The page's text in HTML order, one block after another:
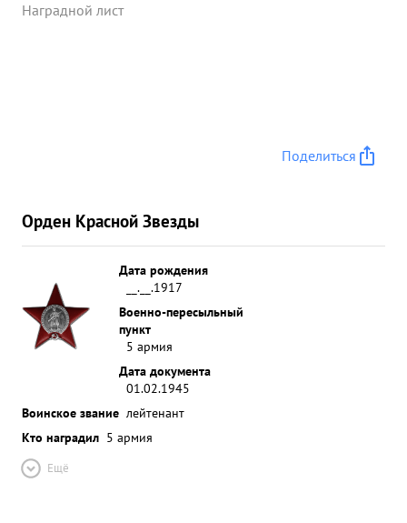
Наградной лист
Поделиться
Орден Красной Звезды
Дата рождения
__.__.1917
Военно-пересыльный
пункт
5 армия
Дата документа
01.02.1945
Воинское звание лейтенант
Кто наградил 5 армия
Ещё